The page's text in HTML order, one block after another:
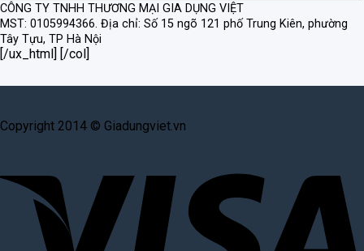
CÔNG TY TNHH THƯƠNG MẠI GIA DỤNG VIỆT
MST: 0105994366. Địa chỉ: Số 15 ngõ 121 phố Trung Kiên, phường
Tây Tựu, TP Hà Nội
[/ux_html] [/col]
Copyright 2014 © Giadungviet.vn